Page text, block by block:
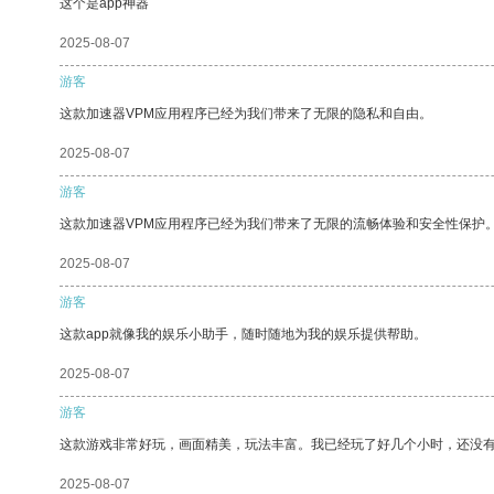
这个是app神器
2025-08-07
游客
这款加速器VPM应用程序已经为我们带来了无限的隐私和自由。
2025-08-07
游客
这款加速器VPM应用程序已经为我们带来了无限的流畅体验和安全性保护。
2025-08-07
游客
这款app就像我的娱乐小助手，随时随地为我的娱乐提供帮助。
2025-08-07
游客
这款游戏非常好玩，画面精美，玩法丰富。我已经玩了好几个小时，还没有
2025-08-07